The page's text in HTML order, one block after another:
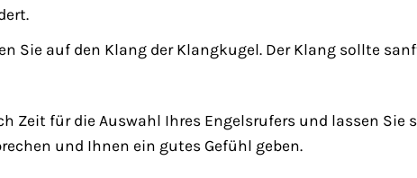
Sie auf den Klang der Klangkugel. Der Klang sollte
Zeit für die Auswahl Ihres Engelsrufers und lassen
und Ihnen ein gutes Gefühl geben.